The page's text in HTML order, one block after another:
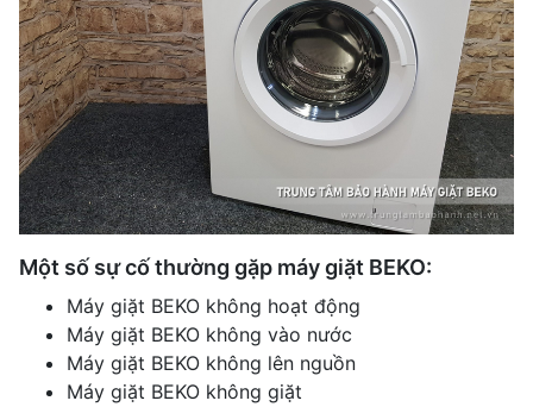
Một số sự cố thường gặp máy giặt BEKO:
Máy giặt BEKO không hoạt động
Máy giặt BEKO không vào nước
Máy giặt BEKO không lên nguồn
Máy giặt BEKO không giặt